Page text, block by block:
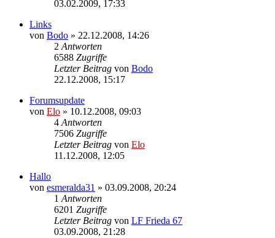
03.02.2009, 17:33
Links
von Bodo » 22.12.2008, 14:26
2 Antworten
6588 Zugriffe
Letzter Beitrag von Bodo
22.12.2008, 15:17
Forumsupdate
von Elo » 10.12.2008, 09:03
4 Antworten
7506 Zugriffe
Letzter Beitrag von Elo
11.12.2008, 12:05
Hallo
von esmeralda31 » 03.09.2008, 20:24
1 Antworten
6201 Zugriffe
Letzter Beitrag von LF Frieda 67
03.09.2008, 21:28